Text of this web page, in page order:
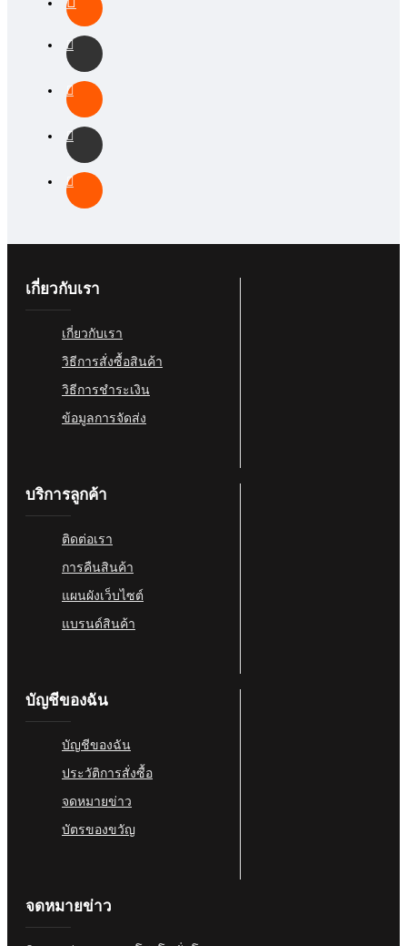
เกี่ยวกับเรา
เกี่ยวกับเรา
วิธีการสั่งซื้อสินค้า
วิธีการชำระเงิน
ข้อมูลการจัดส่ง
บริการลูกค้า
ติดต่อเรา
การคืนสินค้า
แผนผังเว็บไซต์
แบรนด์สินค้า
บัญชีของฉัน
บัญชีของฉัน
ประวัติการสั่งซื้อ
จดหมายข่าว
บัตรของขวัญ
จดหมายข่าว